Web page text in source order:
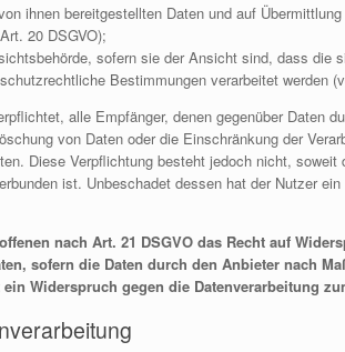
ihnen bereitgestellten Daten und auf
20 DSGVO);
sofern sie der Ansicht sind, dass die
Bestimmungen verarbeitet werden
alle Empfänger, denen gegenüber Daten
von Daten oder die Einschränkung der
Diese Verpflichtung besteht jedoch nicht,
ist. Unbeschadet dessen hat der Nutzer
nach Art. 21 DSGVO das Recht auf
sofern die Daten durch den Anbieter nach
Widerspruch gegen die Datenverarbeitung